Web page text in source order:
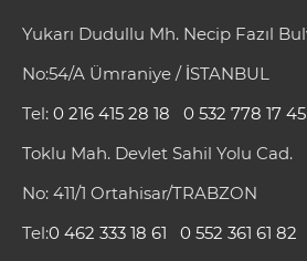
Yukarı Dudullu Mh. Necip Fazıl
No:54/A Ümraniye / İSTANBUL
Tel: 0 216 415 28 18
0 532 778 17 45
Toklu Mah. Devlet Sahil Yolu Cad.
No: 411/1 Ortahisar/TRABZON
Tel:0 462 333 18 61
0 552 361 61 82